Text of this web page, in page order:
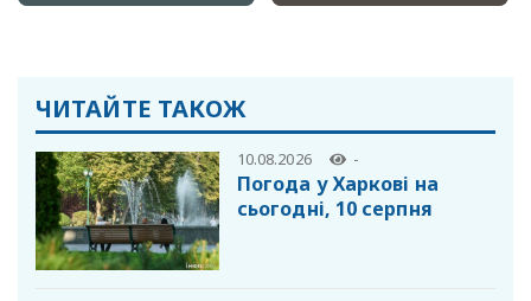
ЧИТАЙТЕ ТАКОЖ
10.08.2026 -
Погода у Харкові на
сьогодні, 10 серпня